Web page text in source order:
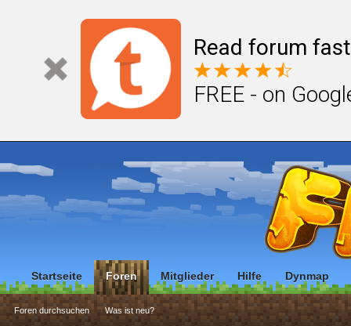
Read forum
FREE - on
Startseite Foren
Foren durchsuchen Was ist neu?
Mitglieder Hilfe Dynmap